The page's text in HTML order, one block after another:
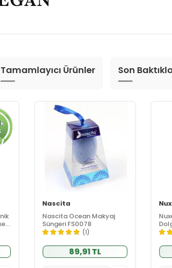
Tamamlayıcı Ürünler Son
Nascita
Nascita Ocean Makyaj
Süngeri FS0078
(1)
89,91 TL